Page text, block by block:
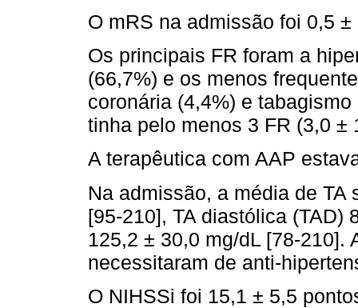
O mRS na admissão foi 0,5
Os principais FR foram a
(66,7%) e os menos
coronária (4,4%) e
tinha pelo menos 3 FR (3,0 ±
A terapêutica com AAP
Na admissão, a média de TA
[95-210], TA diastólica (TAD)
125,2 ± 30,0 mg/dL [78-210].
necessitaram de anti-
O NIHSSi foi 15,1 ± 5,5